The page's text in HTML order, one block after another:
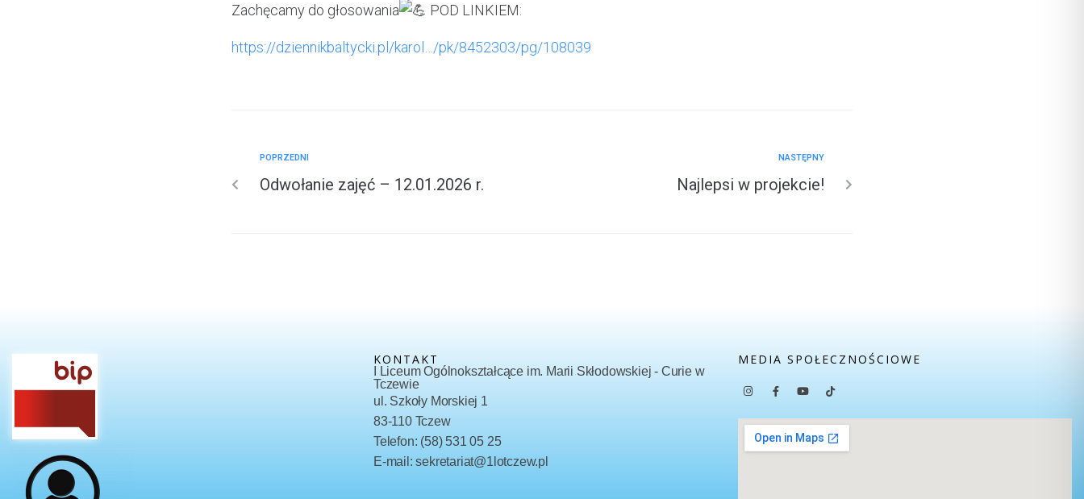
Zachęcamy do głosowania POD LINKIEM:
https://dziennikbaltycki.pl/karol…/pk/8452303/pg/108039
POPRZEDNI
Odwołanie zajęć – 12.01.2026 r.
NASTĘPNY
Najlepsi w projekcie!
KONTAKT
I Liceum Ogólnokształcące im. Marii Skłodowskiej - Curie w
Tczewie
ul. Szkoły Morskiej 1
83-110 Tczew
Telefon: (58) 531 05 25
E-mail: sekretariat@1lotczew.pl
MEDIA SPOŁECZNOŚCIOWE